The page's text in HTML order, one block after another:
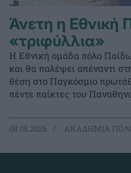
Άνετη η Εθνική
«τριφύλλια»
Η Εθνική ομάδα πόλο
και θα παλέψει απέναντι
θέση στο Παγκόσμιο
πέντε παίκτες του
08.08.2026 ΑΚΑΔΗΜΙΑ